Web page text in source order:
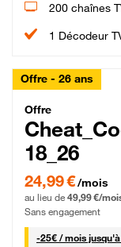
200 chaînes
1 Décodeur
Offre - 26 ans
Offre
18_26
24,99 € par mois
24,99 €/mois
au lieu de 49,99 €/
Sans engagement
-25€ / mois25 €